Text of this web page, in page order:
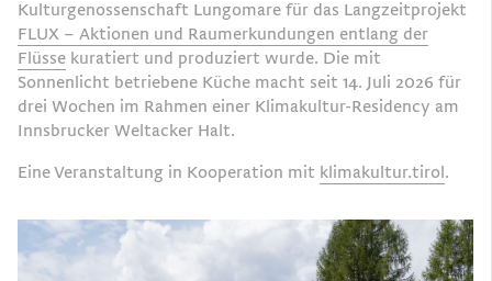
Kulturgenossenschaft Lungomare für das Langzeitprojekt
FLUX – Aktionen und Raumerkundungen entlang der
Flüsse kuratiert und produziert wurde. Die mit
Sonnenlicht betriebene Küche macht seit 14. Juli 2026 für
drei Wochen im Rahmen einer Klimakultur-Residency am
Innsbrucker Weltacker Halt.
Eine Veranstaltung in Kooperation mit klimakultur.tirol.